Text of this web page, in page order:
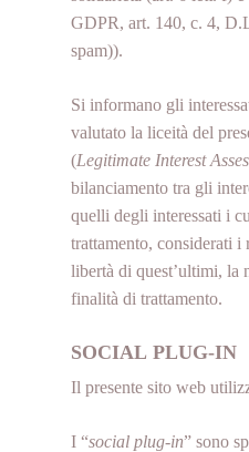
GDPR, art. 140, c. 4,
spam)).
Si informano gli
valutato la liceità del
(Legitimate Interest
bilanciamento tra gli
quelli degli interessati i
trattamento, considerati
libertà di quest’ultimi, la
finalità di trattamento.
SOCIAL PLUG-IN
Il presente sito web
I “social plug-in” sono